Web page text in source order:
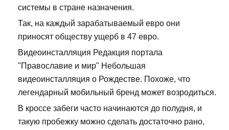
системы в стране назначения.
Так, на каждый зарабатываемый евро они
приносят обществу ущерб в 47 евро.
Видеоинсталляция Редакция портала
"Православие и мир" Небольшая
видеоинсталляция о Рождестве. Похоже, что
легендарный мобильный бренд может возродиться.
В кроссе забеги часто начинаются до полудня, и
такую пробежку можно сделать достаточно рано,